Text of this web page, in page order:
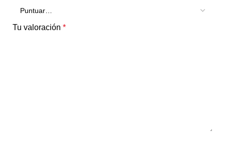
Tu valoración *